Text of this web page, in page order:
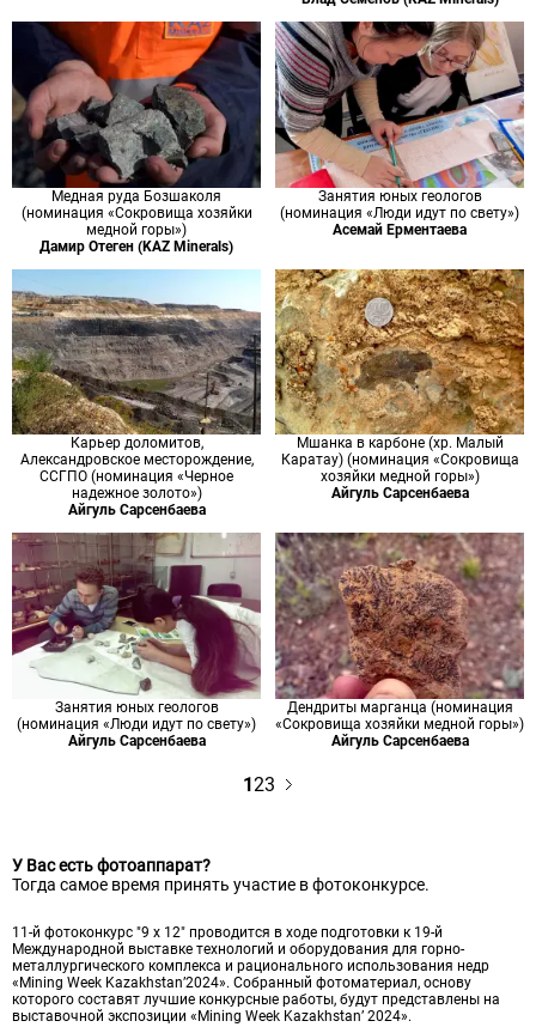
Медная руда Бозшаколя
(номинация «Сокровища хозяйки
медной горы»)
Дамир Отеген (KAZ Minerals)
Занятия юных геологов
(номинация «Люди идут по свету»)
Асемай Ерментаева
Карьер доломитов,
Александровское месторождение,
ССГПО (номинация «Черное
надежное золото»)
Айгуль Сарсенбаева
Мшанка в карбоне (хр. Малый
Каратау) (номинация «Сокровища
хозяйки медной горы»)
Айгуль Сарсенбаева
Занятия юных геологов
(номинация «Люди идут по свету»)
Айгуль Сарсенбаева
Дендриты марганца (номинация
«Сокровища хозяйки медной горы»)
Айгуль Сарсенбаева
123
У Вас есть фотоаппарат?
Тогда самое время принять участие в фотоконкурсе.
11-й фотоконкурс "9 х 12" проводится в ходе подготовки к 19-й
Международной выставке технологий и оборудования для горно-
металлургического комплекса и рационального использования недр
«Mining Week Kazakhstan’2024». Собранный фотоматериал, основу
которого составят лучшие конкурсные работы, будут представлены на
выставочной экспозиции «Mining Week Kazakhstan’ 2024».